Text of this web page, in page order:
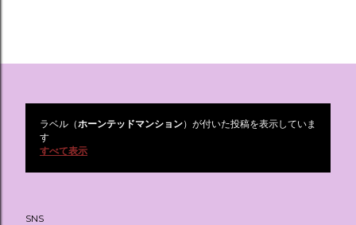
投
稿
ラベル（ホーンテッドマンション）が付いた投稿を表示していま
す
すべて表示
SNS